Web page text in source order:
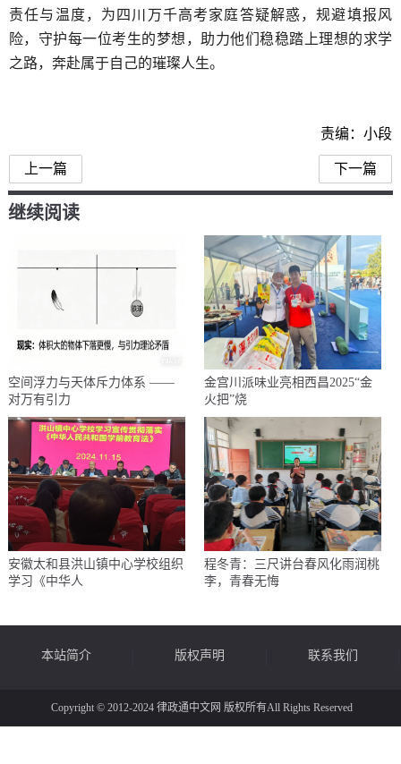
责任与温度，为四川万千高考家庭答疑解惑，规避填报风
险，守护每一位考生的梦想，助力他们稳稳踏上理想的求学
之路，奔赴属于自己的璀璨人生。
责编：小段
上一篇 下一篇
继续阅读
空间浮力与天体斥力体系 ——
对万有引力
金宫川派味业亮相西昌2025“金
火把”烧
安徽太和县洪山镇中心学校组织
学习《中华人
程冬青：三尺讲台春风化雨润桃
李，青春无悔
本站简介 版权声明 联系我们
Copyright © 2012-2024 律政通中文网 版权所有All Rights Reserved